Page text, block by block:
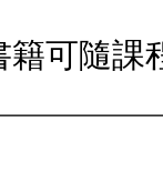
籍可隨課